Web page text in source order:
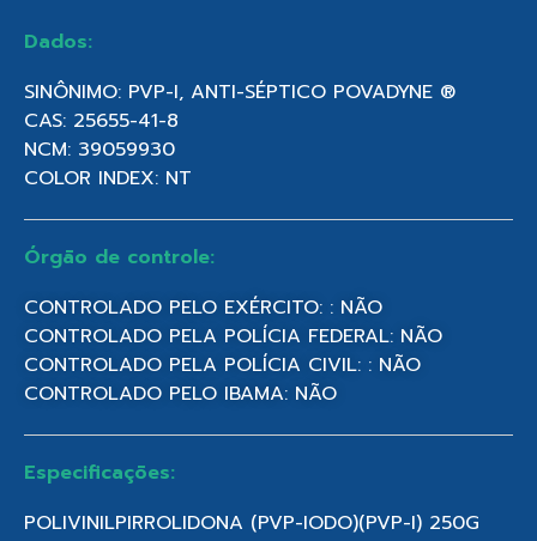
Dados:
SINÔNIMO: PVP-I, ANTI-SÉPTICO POVADYNE ®
CAS: 25655-41-8
NCM: 39059930
COLOR INDEX: NT
Órgão de controle:
CONTROLADO PELO EXÉRCITO: : NÃO
CONTROLADO PELA POLÍCIA FEDERAL: NÃO
CONTROLADO PELA POLÍCIA CIVIL: : NÃO
CONTROLADO PELO IBAMA: NÃO
Especificações:
POLIVINILPIRROLIDONA (PVP-IODO)(PVP-I) 250G